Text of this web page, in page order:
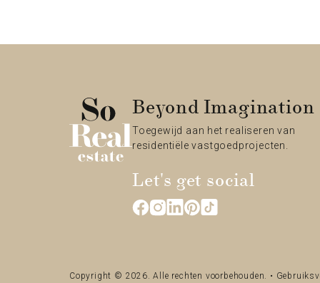
Beyond Imagination
Toegewijd aan het realiseren van
residentiële vastgoedprojecten.
Let's get social
Copyright © 2026. Alle rechten voorbehouden. •